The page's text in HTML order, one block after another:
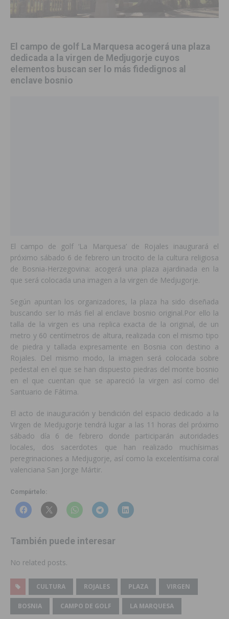
El campo de golf La Marquesa acogerá una plaza
dedicada a la virgen de Medjugorje cuyos
elementos buscan ser lo más fidedignos al
enclave bosnio
El campo de golf ‘La Marquesa’ de Rojales inaugurará el
próximo sábado 6 de febrero un trocito de la cultura religiosa
de Bosnia-Herzegovina: acogerá una plaza ajardinada en la
que será colocada una imagen a la virgen de Medjugorje.
Según apuntan los organizadores, la plaza ha sido diseñada
buscando ser lo más fiel al enclave bosnio original.Por ello la
talla de la virgen es una replica exacta de la original, de un
metro y 60 centímetros de altura, realizada con el mismo tipo
de piedra y tallada expresamente en Bosnia con destino a
Rojales. Del mismo modo, la imagen será colocada sobre
pedestal en el que se han dispuesto piedras del monte bosnio
en el que cuentan que se apareció la virgen así como del
Santuario de Fátima.
El acto de inauguración y bendición del espacio dedicado a la
Virgen de Medjugorje tendrá lugar a las 11 horas del próximo
sábado día 6 de febrero donde participarán autoridades
locales, dos sacerdotes que han realizado muchísimas
peregrinaciones a Medjugorje, así como la excelentísima coral
valenciana San Jorge Mártir.
Compártelo:
También puede interesar
No related posts.
CULTURA ROJALES PLAZA VIRGEN
BOSNIA CAMPO DE GOLF LA MARQUESA